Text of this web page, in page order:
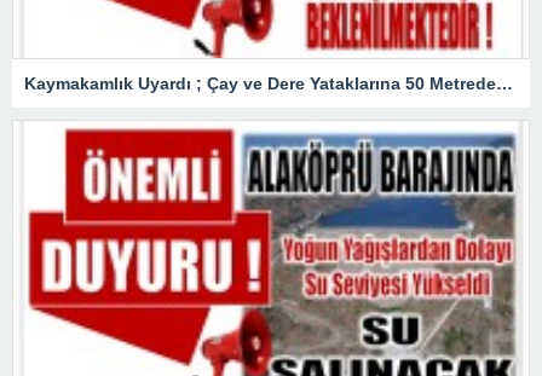
Kaymakamlık Uyardı ; Çay ve Dere Yataklarına 50 Metreden Fazla Yaklaşmayın